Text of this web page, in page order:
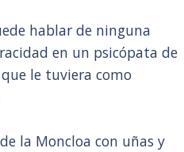
hablar de ninguna
en un psicópata de
le tuviera como
la Moncloa con uñas y